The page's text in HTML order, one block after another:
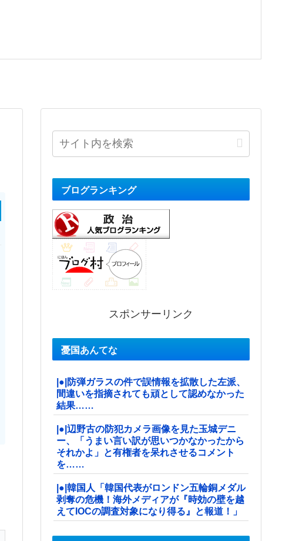
ブログランキング
スポンサーリンク
憂国あんてな
|●|防弾ガラスの件で誤情報を拡散した左派、
間違いを指摘されても頑として認めなかった
結果……
|●|辺野古の防犯カメラ画像を見た玉城デニ
ー、「うまい言い訳が思いつかなかったから
それかよ」と有権者を呆れさせるコメント
を……
|●|韓国人「韓国代表がロンドン五輪銅メダル
剥奪の危機！海外メディアが『時効の壁を越
えてIOCの調査対象になり得る』と報道！」